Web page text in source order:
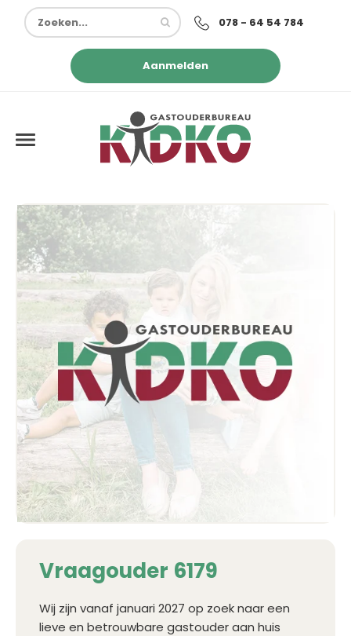
078 - 64 54 784
Aanmelden
Vraagouder 6179
Wij zijn vanaf januari 2027 op zoek naar een
lieve en betrouwbare gastouder aan huis